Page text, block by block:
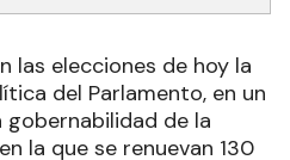
las elecciones de hoy la
del Parlamento, en un
gobernabilidad de la
la que se renuevan 130